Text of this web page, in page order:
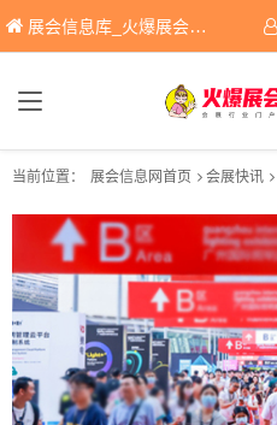
展会信息库_火爆展会网免费展会信息查询平台，提供专业会展服务！
当前位置： 展会信息网首页 会展快讯